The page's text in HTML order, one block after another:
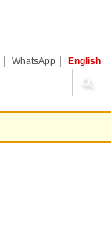
WhatsApp English